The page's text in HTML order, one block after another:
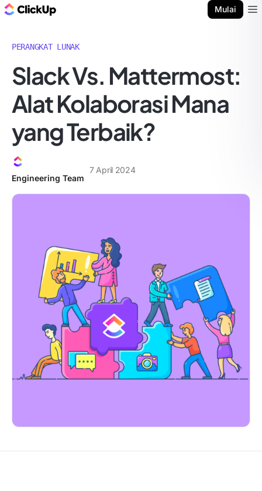
Mulai
PERANGKAT LUNAK
Slack Vs. Mattermost:
Alat Kolaborasi Mana
yang Terbaik?
Engineering Team
7 April 2024